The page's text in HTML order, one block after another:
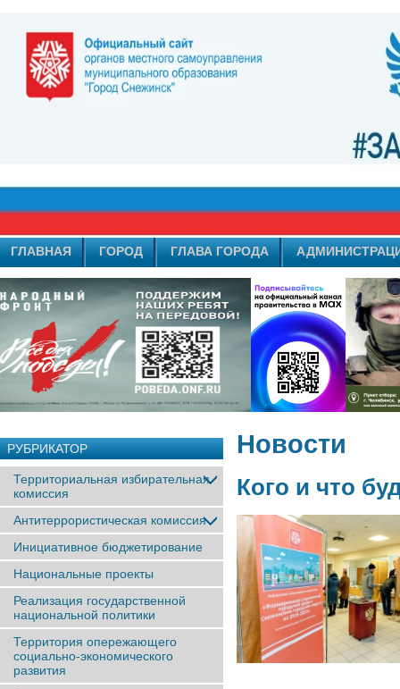
ГЛАВНАЯ ГОРОД ГЛАВА ГОРОДА
РУБРИКАТОР
Территориальная избирательная
комиссия
Антитеррористическая комиссия
Инициативное бюджетирование
Национальные проекты
Реализация государственной
национальной политики
Территория опережающего
социально-экономического
развития
Новости
Кого и что